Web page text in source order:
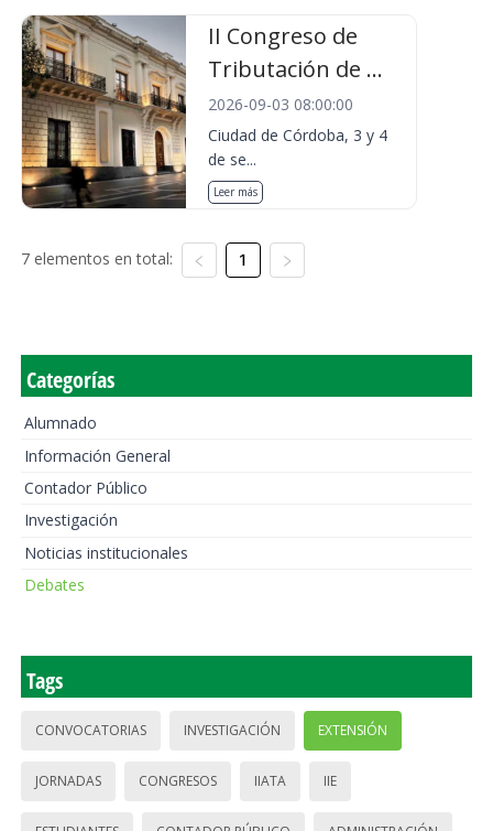
II Congreso de
Tributación de ...
2026-09-03 08:00:00
Ciudad de Córdoba, 3 y 4
de se...
Leer más
7 elementos en total: 1
Categorías
Alumnado
Información General
Contador Público
Investigación
Noticias institucionales
Debates
Tags
CONVOCATORIAS INVESTIGACIÓN EXTENSIÓN
JORNADAS CONGRESOS IIATA IIE